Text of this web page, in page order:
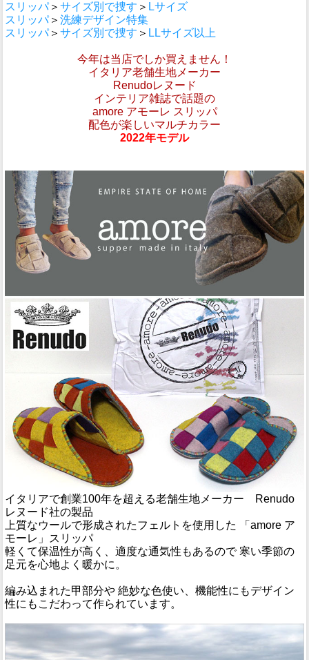
スリッパ＞ サイズ別で捜す ＞ Lサイズ
スリッパ＞ 洗練デザイン特集
スリッパ＞ サイズ別で捜す ＞ LLサイズ以上
今年は当店でしか買えません！
イタリア老舗生地メーカー
Renudoレヌード
インテリア雑誌で話題の
amore アモーレ スリッパ
配色が楽しいマルチカラー
2022年モデル
イタリアで創業100年を超える老舗生地メーカー Renudo
レヌード社の製品
上質なウールで形成されたフェルトを使用した 「amore ア
モーレ」スリッパ
軽くて保温性が高く、適度な通気性もあるので 寒い季節の
足元を心地よく暖かに。
編み込まれた甲部分や 絶妙な色使い、機能性にもデザイン
性にもこだわって作られています。